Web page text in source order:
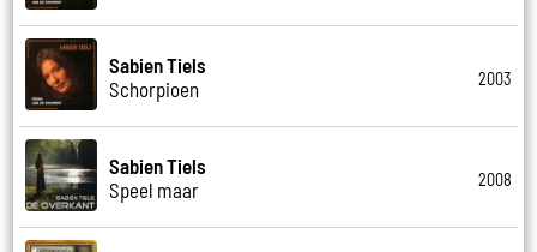
Sabien Tiels
Schorpioen
2003
Sabien Tiels
Speel maar
2008